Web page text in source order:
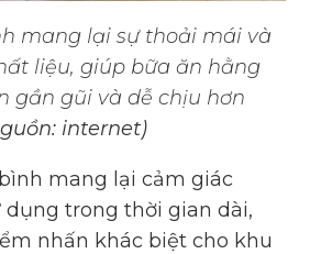
mang lại sự thoải mái và
liệu, giúp bữa ăn hằng
gần gũi và dễ chịu hơn
internet)
mang lại cảm giác
trong thời gian dài,
nhấn khác biệt cho khu